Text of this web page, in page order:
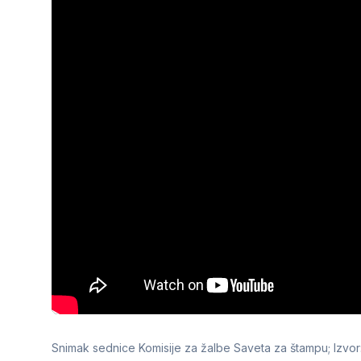
Snimak sednice Komisije za žalbe Saveta za štampu;